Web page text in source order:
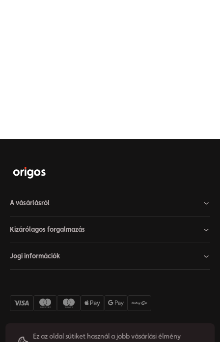
A vásárlásról
Kizárólagos forgalmazás
Jogi információk
Ez az oldal sütiket használ a jobb vásárlási élmény